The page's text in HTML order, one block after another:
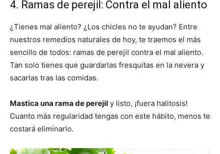
4. Ramas de perejil: Contra el mal aliento
¿Tienes mal aliento? ¿Los chicles no te ayudan? Entre
nuestros remedios naturales de hoy, te traemos el más
sencillo de todos: ramas de perejil contra el mal aliento.
Tan solo tienes que guardarlas fresquitas en la nevera y
sacarlas tras las comidas.
Mastica una rama de perejil y listo, ¡fuera halitosis!
Cuanto más regularidad tengas con este hábito, menos te
costará eliminarlo.